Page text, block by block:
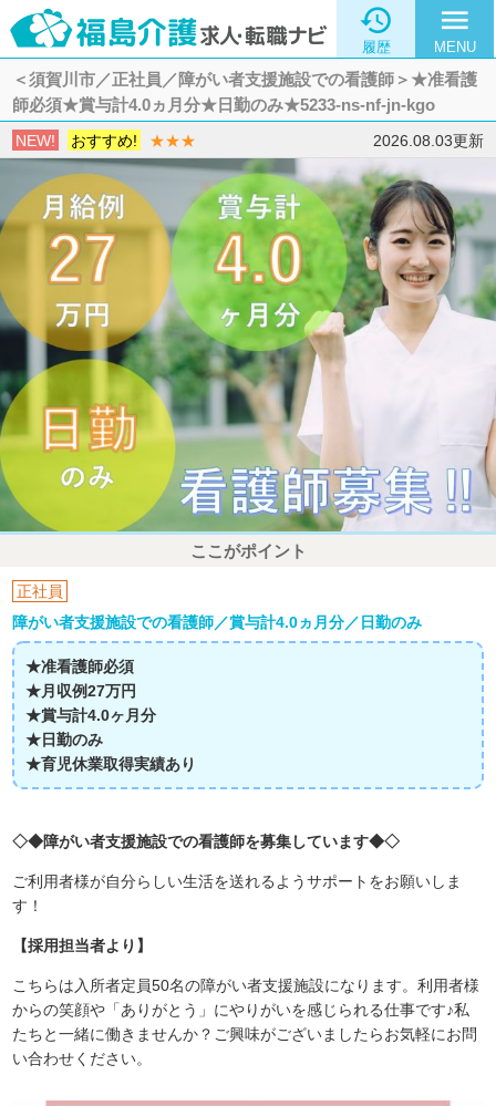

履歴
menu
MENU
＜須賀川市／正社員／障がい者支援施設での看護師＞★准看護
師必須★賞与計4.0ヵ月分★日勤のみ★5233-ns-nf-jn-kgo
NEW! おすすめ! ★★★ 2026.08.03更新
ここがポイント
正社員
障がい者支援施設での看護師／賞与計4.0ヵ月分／日勤のみ
★准看護師必須
★月収例27万円
★賞与計4.0ヶ月分
★日勤のみ
★育児休業取得実績あり
◇◆障がい者支援施設での看護師を募集しています◆◇
ご利用者様が自分らしい生活を送れるようサポートをお願いしま
す！
【採用担当者より】
こちらは入所者定員50名の障がい者支援施設になります。利用者様
からの笑顔や「ありがとう」にやりがいを感じられる仕事です♪私
たちと一緒に働きませんか？ご興味がございましたらお気軽にお問
い合わせください。